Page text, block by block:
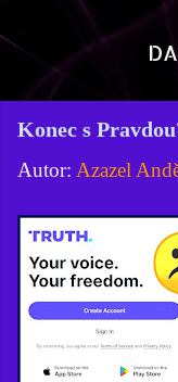
Konec s
Autor: Azazel